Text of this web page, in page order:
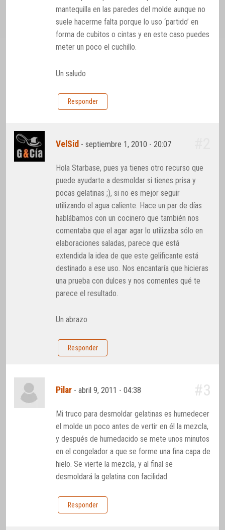
mantequilla en las paredes del molde aunque no
suele hacerme falta porque lo uso ‘partido’ en
forma de cubitos o cintas y en este caso puedes
meter un poco el cuchillo.
Un saludo
Responder
VelSid -septiembre 1, 2010 - 20:07
Hola Starbase, pues ya tienes otro recurso que
puede ayudarte a desmoldar si tienes prisa y
pocas gelatinas ;), si no es mejor seguir
utilizando el agua caliente. Hace un par de días
hablábamos con un cocinero que también nos
comentaba que el agar agar lo utilizaba sólo en
elaboraciones saladas, parece que está
extendida la idea de que este gelificante está
destinado a ese uso. Nos encantaría que hicieras
una prueba con dulces y nos comentes qué te
parece el resultado.
Un abrazo
Responder
Pilar -abril 9, 2011 - 04:38 #3
Mi truco para desmoldar gelatinas es humedecer
el molde un poco antes de vertir en él la mezcla,
y después de humedacido se mete unos minutos
en el congelador a que se forme una fina capa de
hielo. Se vierte la mezcla, y al final se
desmoldará la gelatina con facilidad.
Responder